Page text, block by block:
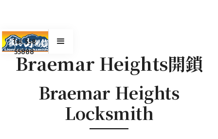
Tel. 558
55888
Braemar Heights開鎖
Braemar Heights
Locksmith